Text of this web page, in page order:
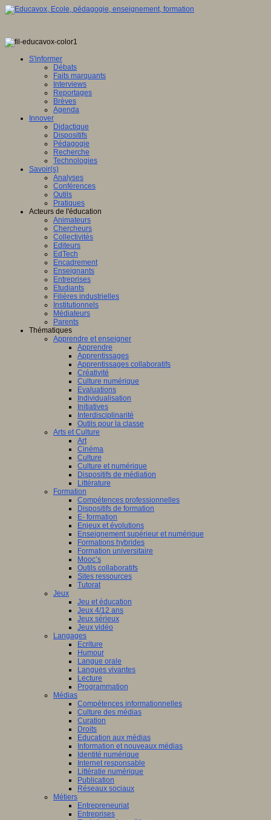
S'informer
Débats
Faits marquants
Interviews
Reportages
Brèves
Agenda
Innover
Didactique
Dispositifs
Pédagogie
Recherche
Technologies
Savoir(s)
Analyses
Conférences
Outils
Pratiques
Acteurs de l'éducation
Animateurs
Chercheurs
Collectivités
Editeurs
EdTech
Encadrement
Enseignants
Entreprises
Etudiants
Filières industrielles
Institutionnels
Médiateurs
Parents
Thématiques
Apprendre et enseigner
Apprendre
Apprentissages
Apprentissages collaboratifs
Créativité
Culture numérique
Evaluations
Individualisation
Initiatives
Interdisciplinarité
Outils pour la classe
Arts et Culture
Art
Cinéma
Culture
Culture et numérique
Dispositifs de médiation
Littérature
Formation
Compétences professionnelles
Dispositifs de formation
E- formation
Enjeux et évolutions
Enseignement supérieur et numérique
Formations hybrides
Formation universitaire
Mooc’s
Outils collaboratifs
Sites ressources
Tutorat
Jeux
Jeu et éducation
Jeux 4/12 ans
Jeux sérieux
Jeux vidéo
Langages
Ecriture
Humour
Langue orale
Langues vivantes
Lecture
Programmation
Médias
Compétences informationnelles
Culture des médias
Curation
Droits
Education aux médias
Information et nouveaux médias
Identité numérique
Internet responsable
Littératie numérique
Publication
Réseaux sociaux
Métiers
Entrepreneuriat
Entreprises